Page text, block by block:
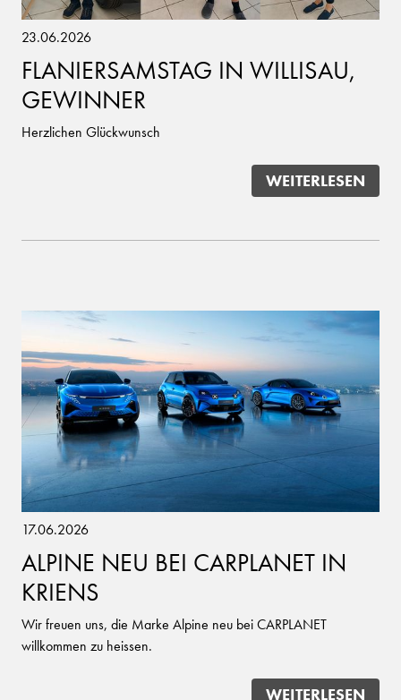
23.06.2026
FLANIERSAMSTAG IN WILLISAU,
GEWINNER
Herzlichen Glückwunsch
WEITERLESEN
17.06.2026
ALPINE NEU BEI CARPLANET IN
KRIENS
Wir freuen uns, die Marke Alpine neu bei CARPLANET
willkommen zu heissen.
WEITERLESEN